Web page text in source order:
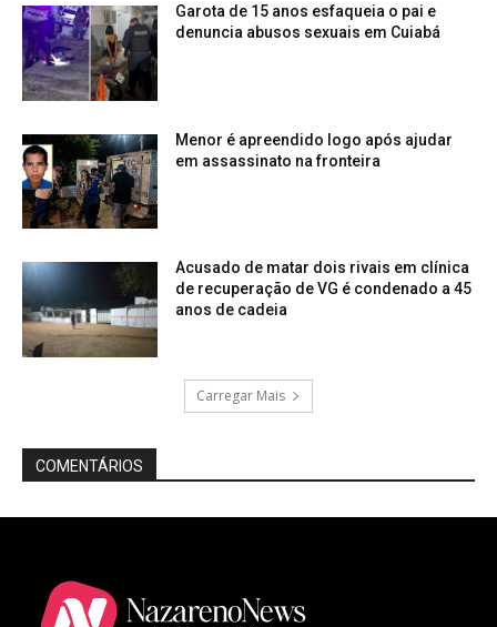
Garota de 15 anos esfaqueia o pai e
denuncia abusos sexuais em Cuiabá
Menor é apreendido logo após ajudar
em assassinato na fronteira
Acusado de matar dois rivais em clínica
de recuperação de VG é condenado a 45
anos de cadeia
Carregar Mais
COMENTÁRIOS